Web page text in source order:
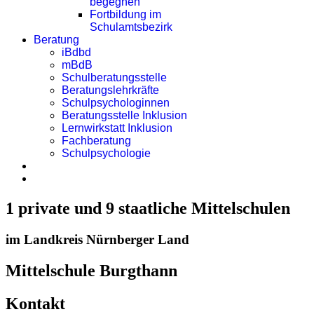
Fortbildung im
Schulamtsbezirk
Beratung
iBdbd
mBdB
Schulberatungsstelle
Beratungslehrkräfte
Schulpsychologinnen
Beratungsstelle Inklusion
Lernwirkstatt Inklusion
Fachberatung
Schulpsychologie
1 private und 9 staatliche Mittelschulen
im Landkreis Nürnberger Land
Mittelschule Burgthann
Kontakt